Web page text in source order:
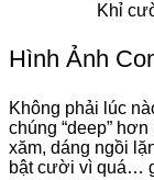
Khỉ
Hình Ảnh
Không phải lúc
chúng “deep”
xăm, dáng ngồi
bật cười vì quá…